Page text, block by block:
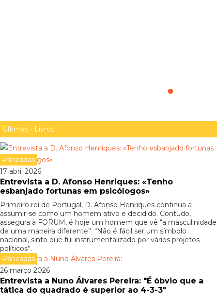
Últimas - Livros
Pancadas
17 abril 2026
Entrevista a D. Afonso Henriques: «Tenho
esbanjado fortunas em psicólogos»
Primeiro rei de Portugal, D. Afonso Henriques continua a
assumir-se como um homem ativo e decidido. Contudo,
assegura à FORUM, é hoje um homem que vê “a masculinidade
de uma maneira diferente”: “Não é fácil ser um símbolo
nacional, sinto que fui instrumentalizado por vários projetos
políticos”.
Pancadas
26 março 2026
Entrevista a Nuno Álvares Pereira: "É óbvio que a
tática do quadrado é superior ao 4-3-3"